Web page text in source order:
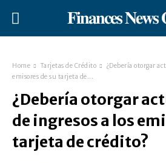
𝐅𝐢𝐧𝐚𝐧𝐜𝐞𝐬 𝐍𝐞𝐰𝐬
Home Tarjetas de Crédito
¿Debería otorgar
emisores de su tarjeta de...
¿Debería otorgar
de ingresos a los
tarjeta de crédito?